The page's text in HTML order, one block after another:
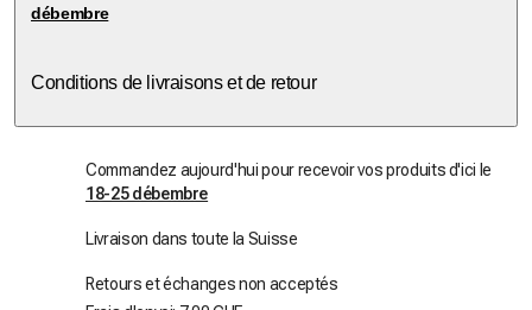
débembre
Conditions de livraisons et de retour
Commandez aujourd'hui pour recevoir vos produits d'ici le
18-25 débembre
Livraison dans toute la Suisse
Retours et échanges non acceptés